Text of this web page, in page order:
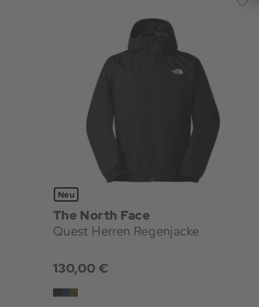
Neu
The North Face
Quest Herren Regenjacke
130,00 €